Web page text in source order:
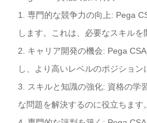
1. 専門的な競争力の向上: Pega
します。これは、必要なスキル
2. キャリア開発の機会: Pega
し、より高いレベルのポジション
3. スキルと知識の強化: 資格の学
な問題を解決するのに役立ちます。